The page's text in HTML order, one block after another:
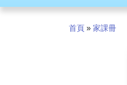
首頁 » 家課冊